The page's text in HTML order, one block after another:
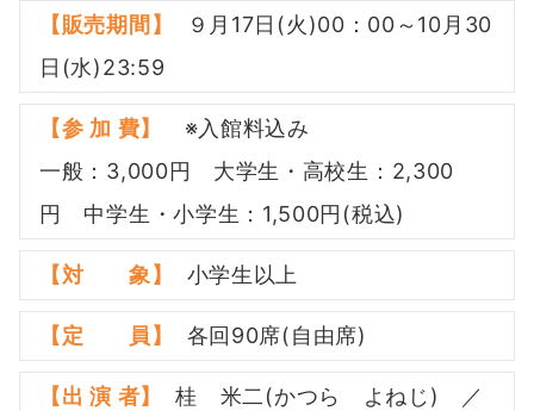
【販売期間】
９月17日(火)00：00～10月30
日(水)23:59
【参 加 費】
※入館料込み
一般：3,000円 大学生・高校生：2,300
円 中学生・小学生：1,500円(税込)
【対 象】 小学生以上
【定 員】 各回90席(自由席)
【出 演 者】
桂 米二(かつら よねじ) ／